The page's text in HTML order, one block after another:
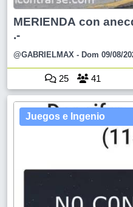
MERIENDA con
.-
@GABRIELMAX - Dom 09/08/
25 41
Juegos e Ingenio